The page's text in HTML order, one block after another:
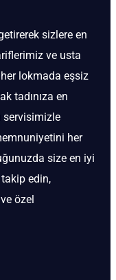
sizlere en
ve usta
lokmada eşsiz
tadınıza en
servisimizle
her
size en iyi
edin,
özel